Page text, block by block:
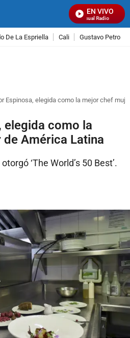
EN VIVO
Señal Visual Radio
De La Espriella Cali Gustavo Petro
Espinosa, elegida como la mejor chef
elegida como la
América Latina
‘The World’s 50 Best’.